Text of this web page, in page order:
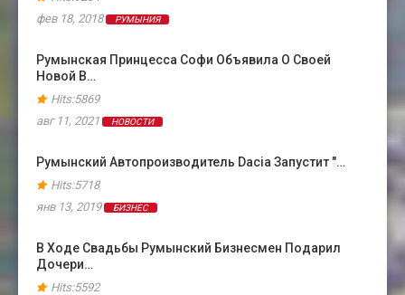
фев 18, 2018
РУМЫНИЯ
Румынская Принцесса Софи Объявила О Своей
Новой В…
Hits:5869
авг 11, 2021
НОВОСТИ
Румынский Автопроизводитель Dacia Запустит "…
Hits:5718
янв 13, 2019
БИЗНЕС
В Ходе Свадьбы Румынский Бизнесмен Подарил
Дочери…
Hits:5592